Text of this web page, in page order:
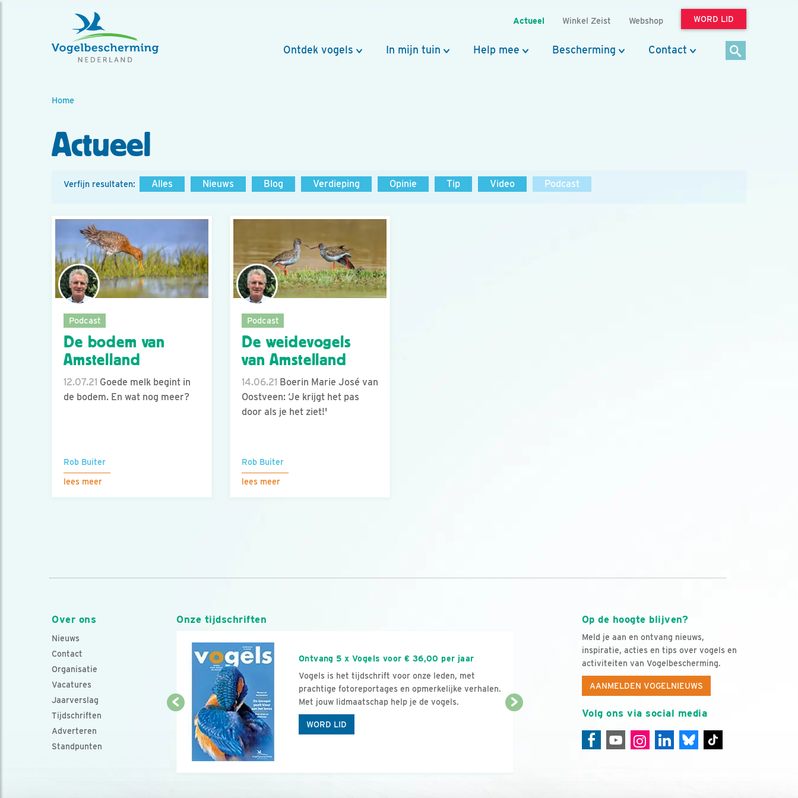
Actueel Winkel Zeist Webshop WORD LID
Ontdek vogels In mijn tuin Help mee Bescherming Contact
Home
Actueel
Verfijn resultaten: Alles Nieuws Blog Verdieping Opinie Tip Video Podcast
Podcast
De bodem van
Amstelland
12.07.21 Goede melk begint in
de bodem. En wat nog meer?
Rob Buiter
lees meer
Podcast
De weidevogels
van Amstelland
14.06.21 Boerin Marie José van
Oostveen: ‘Je krijgt het pas
door als je het ziet!'
Rob Buiter
lees meer
Over ons
Nieuws
Contact
Organisatie
Vacatures
Jaarverslag
Tijdschriften
Adverteren
Standpunten
Op de hoogte blijven?
Meld je aan en ontvang nieuws,
inspiratie, acties en tips over vogels en
activiteiten van Vogelbescherming.
AANMELDEN VOGELNIEUWS
Volg ons via social media
Onze tijdschriften
Ontvang 5 x Vogels voor € 36,00 per jaar
Vogels is het tijdschrift voor onze leden, met
prachtige fotoreportages en opmerkelijke verhalen.
Met jouw lidmaatschap help je de vogels.
WORD LID